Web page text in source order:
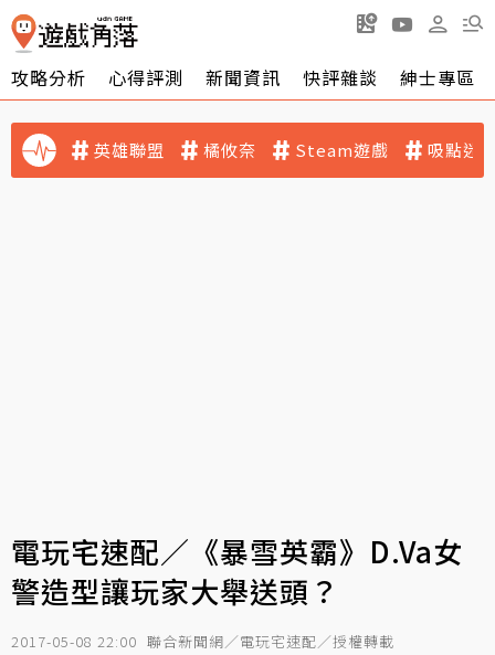
攻略分析 心得評測 新聞資訊 快評雜談 紳士專區
英雄聯盟 橘攸奈 Steam遊戲 吸點迷
電玩宅速配／《暴雪英霸》D.Va女
警造型讓玩家大舉送頭？
2017-05-08 22:00 聯合新聞網／電玩宅速配／授權轉載